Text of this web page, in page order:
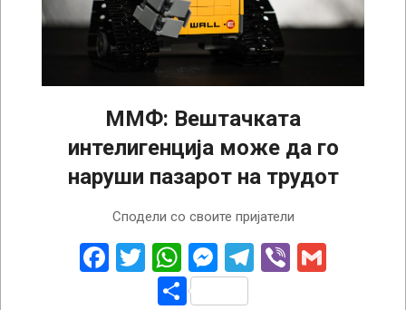
ММФ: Вештачката
интелигенција може да го
наруши пазарот на трудот
Сподели со своите пријатели
Facebook
Twitter
WhatsApp
Messenger
Telegram
Viber
Share